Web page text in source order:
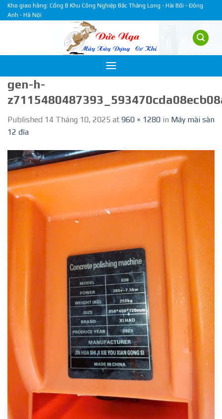
Skip
to
Kho giao hàng: Cổng B Khu Công Nghiệp Bắc Thăng Long - Hải Bối - Đông
Anh - Hà Nội
gen-h-
Published 14 Tháng 10, 2025 at 960 × 1280 in Máy mài sàn
12 đĩa